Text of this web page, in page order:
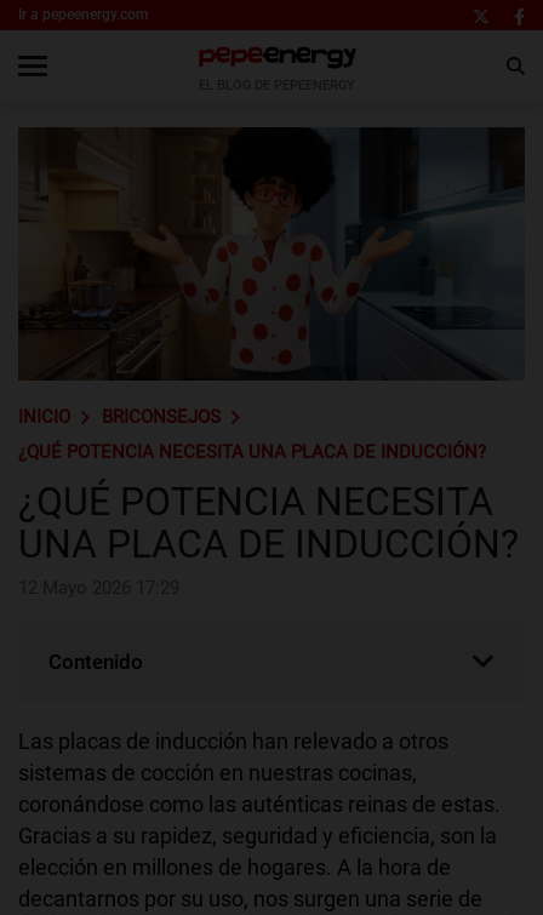
Ir a pepeenergy.com
INICIO
BRICONSEJOS
¿QUÉ POTENCIA NECESITA UNA PLACA DE INDUCCIÓN?
¿QUÉ POTENCIA NECESITA
UNA PLACA DE INDUCCIÓN?
Contenido
Las placas de inducción han relevado a otros
sistemas de cocción en nuestras cocinas,
coronándose como las auténticas reinas de estas.
Gracias a su rapidez, seguridad y eficiencia, son la
elección en millones de hogares. A la hora de
decantarnos por su uso, nos surgen una serie de